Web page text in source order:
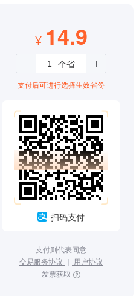
¥ 14.9
支付后可进行选择生效省份
扫码支付
支付则代表同意
交易服务协议 ｜ 用户协议
发票获取